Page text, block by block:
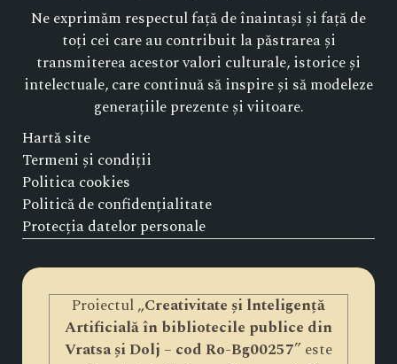
Ne exprimăm respectul față de înaintași și față de
toți cei care au contribuit la păstrarea și
transmiterea acestor valori culturale, istorice și
intelectuale, care continuă să inspire și să modeleze
generațiile prezente și viitoare.
Hartă site
Termeni și condiții
Politica cookies
Politică de confidențialitate
Protecția datelor personale
Proiectul „Creativitate și lnteligență
Artificială în bibliotecile publice din
Vratsa și Dolj – cod Ro-Bg00257” este